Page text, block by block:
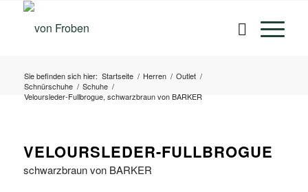
Sie befinden sich hier: Startseite / Herren / Outlet /
Schnürschuhe / Schuhe /
Veloursleder-Fullbrogue, schwarzbraun von BARKER
VELOURSLEDER-FULLBROGUE
schwarzbraun von BARKER